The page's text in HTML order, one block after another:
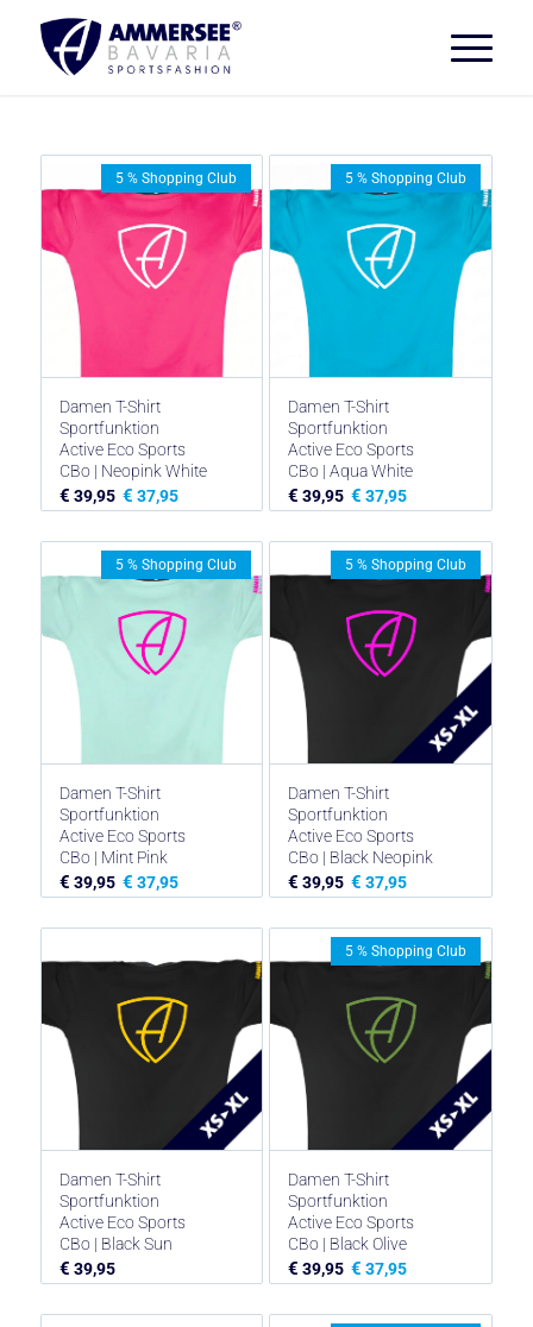
Damen T-Shirt
Sportfunktion
Active Eco Sports
CBo | Neopink White
€ 39,95 € 37,95
5 % Shopping Club
Damen T-Shirt
Sportfunktion
Active Eco Sports
CBo | Aqua White
€ 39,95 € 37,95
5 % Shopping Club
Damen T-Shirt
Sportfunktion
Active Eco Sports
CBo | Mint Pink
€ 39,95 € 37,95
5 % Shopping Club
Damen T-Shirt
Sportfunktion
Active Eco Sports
CBo | Black Neopink
€ 39,95 € 37,95
5 % Shopping Club
Damen T-Shirt
Sportfunktion
Active Eco Sports
CBo | Black Sun
€ 39,95
Damen T-Shirt
Sportfunktion
Active Eco Sports
CBo | Black Olive
€ 39,95 € 37,95
5 % Shopping Club